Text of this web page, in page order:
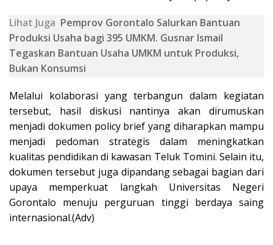
Lihat Juga Pemprov Gorontalo Salurkan Bantuan
Produksi Usaha bagi 395 UMKM. Gusnar Ismail
Tegaskan Bantuan Usaha UMKM untuk Produksi,
Bukan Konsumsi
Melalui kolaborasi yang terbangun dalam kegiatan
tersebut, hasil diskusi nantinya akan dirumuskan
menjadi dokumen policy brief yang diharapkan mampu
menjadi pedoman strategis dalam meningkatkan
kualitas pendidikan di kawasan Teluk Tomini. Selain itu,
dokumen tersebut juga dipandang sebagai bagian dari
upaya memperkuat langkah Universitas Negeri
Gorontalo menuju perguruan tinggi berdaya saing
internasional.(Adv)